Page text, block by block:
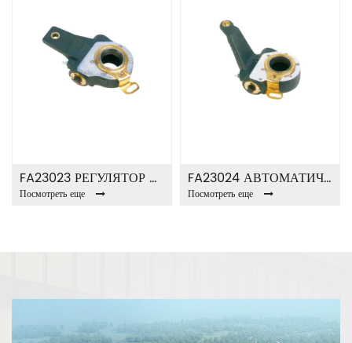
FA23023 РЕГУЛЯТОР АВТО ЗАБЛОКИРОВКИ
Посмотреть еще
FA23024 АВТОМАТИЧЕСКИЙ РЕГУЛЯТОР ЗАДЕРЖКИ
Посмотреть еще